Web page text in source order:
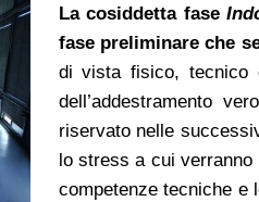
La cosiddetta fase
fase preliminare che
di vista fisico, tecnico
dell’addestramento
riservato nelle
lo stress a cui verranno
competenze tecniche e